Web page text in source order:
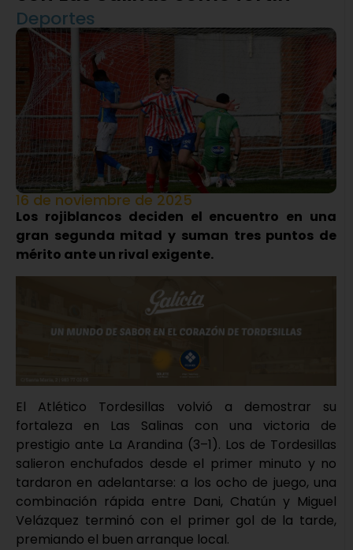
Deportes
16 de noviembre de 2025
Los rojiblancos deciden el encuentro en una
gran segunda mitad y suman tres puntos de
mérito ante un rival exigente.
El Atlético Tordesillas volvió a demostrar su
fortaleza en Las Salinas con una victoria de
prestigio ante La Arandina (3–1). Los de Tordesillas
salieron enchufados desde el primer minuto y no
tardaron en adelantarse: a los ocho de juego, una
combinación rápida entre Dani, Chatún y Miguel
Velázquez terminó con el primer gol de la tarde,
premiando el buen arranque local.